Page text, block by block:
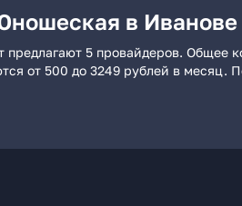
в Иванове
5 провайдеров. Общее
от 500 до 3249 рублей в месяц.